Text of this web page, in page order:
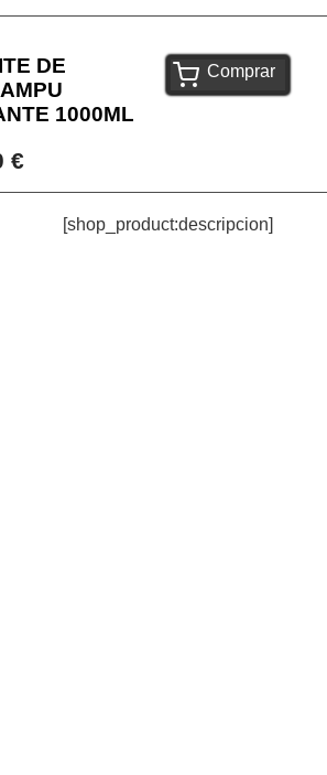
DE
1000ML
€
Comprar
[shop_product:descripcion]